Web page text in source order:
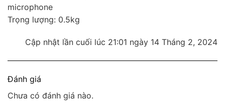
microphone
Trọng lượng: 0.5kg
Cập nhật lần cuối lúc 21:01 ngày 14 Tháng 2, 2024
Đánh giá
Chưa có đánh giá nào.